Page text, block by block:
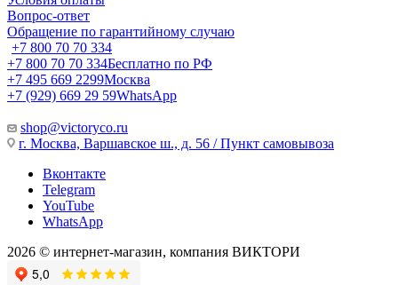
Вопрос-ответ
Обращение по гарантийному случаю
+7 800 70 70 334
+7 800 70 70 334Бесплатно по РФ
+7 495 669 2299Москва
+7 (929) 669 29 59WhatsApp
shop@victoryco.ru
г. Москва, Варшавское ш., д. 56 / Пункт самовывоза
Вконтакте
Telegram
YouTube
WhatsApp
2026 © интернет-магазин, компания ВИКТОРИ